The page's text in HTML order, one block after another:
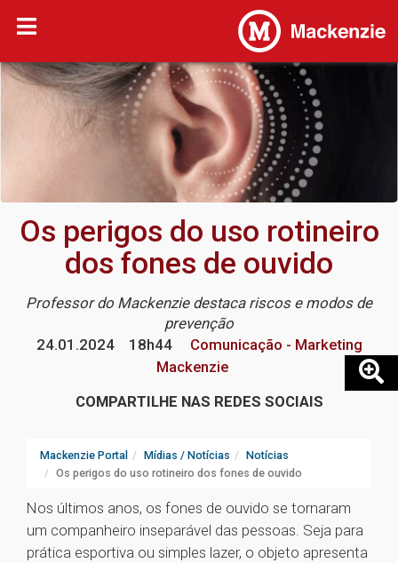
Os perigos do uso rotineiro
dos fones de ouvido
Professor do Mackenzie destaca riscos e modos de
prevenção
24.01.2024
18h44
Comunicação - Marketing
Mackenzie
COMPARTILHE NAS REDES SOCIAIS
Mackenzie Portal Mídias / Notícias
Notícias
Os perigos do uso rotineiro dos fones de ouvido
Nos últimos anos, os fones de ouvido se tornaram
um companheiro inseparável das pessoas. Seja para
prática esportiva ou simples lazer, o objeto apresenta